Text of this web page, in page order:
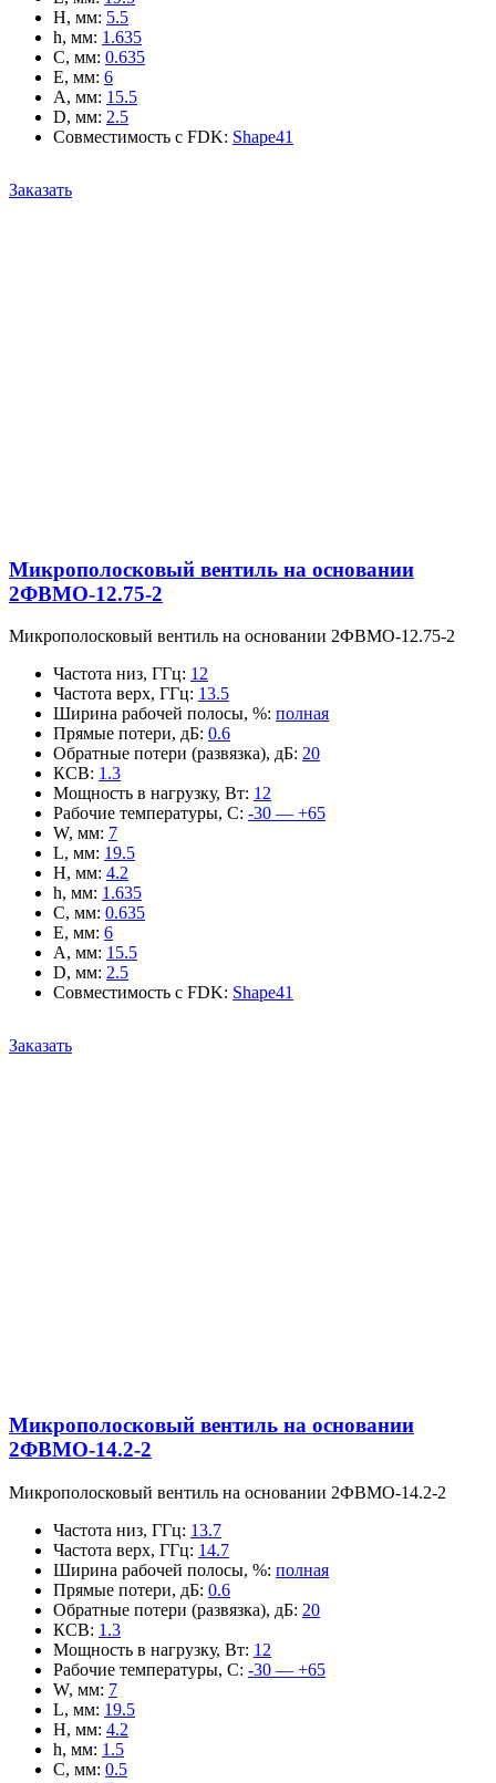
H, мм: 5.5
h, мм: 1.635
C, мм: 0.635
E, мм: 6
A, мм: 15.5
D, мм: 2.5
Совместимость с FDK: Shape41
Заказать
Микрополосковый вентиль на основании
2ФВМO-12.75-2
Микрополосковый вентиль на основании 2ФВМO-12.75-2
Частота низ, ГГц: 12
Частота верх, ГГц: 13.5
Ширина рабочей полосы, %: полная
Прямые потери, дБ: 0.6
Обратные потери (развязка), дБ: 20
КСВ: 1.3
Мощность в нагрузку, Вт: 12
Рабочие температуры, С: -30 — +65
W, мм: 7
L, мм: 19.5
H, мм: 4.2
h, мм: 1.635
C, мм: 0.635
E, мм: 6
A, мм: 15.5
D, мм: 2.5
Совместимость с FDK: Shape41
Заказать
Микрополосковый вентиль на основании
2ФВМO-14.2-2
Микрополосковый вентиль на основании 2ФВМO-14.2-2
Частота низ, ГГц: 13.7
Частота верх, ГГц: 14.7
Ширина рабочей полосы, %: полная
Прямые потери, дБ: 0.6
Обратные потери (развязка), дБ: 20
КСВ: 1.3
Мощность в нагрузку, Вт: 12
Рабочие температуры, С: -30 — +65
W, мм: 7
L, мм: 19.5
H, мм: 4.2
h, мм: 1.5
C, мм: 0.5